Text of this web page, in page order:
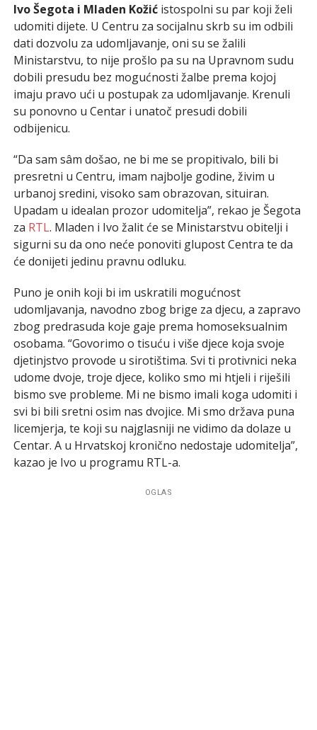
Ivo Šegota i Mladen Kožićistospolni su par koji želi
udomiti dijete. U Centru za socijalnu skrb su im odbili
dati dozvolu za udomljavanje, oni su se žalili
Ministarstvu, to nije prošlo pa su na Upravnom sudu
dobili presudu bez mogućnosti žalbe prema kojoj
imaju pravo ući u postupak za udomljavanje. Krenuli
su ponovno u Centar i unatoč presudi dobili
odbijenicu.
“Da sam sâm došao, ne bi me se propitivalo, bili bi
presretni u Centru, imam najbolje godine, živim u
urbanoj sredini, visoko sam obrazovan, situiran.
Upadam u idealan prozor udomitelja”, rekao je Šegota
za RTL. Mladen i Ivo žalit će se Ministarstvu obitelji i
sigurni su da ono neće ponoviti glupost Centra te da
će donijeti jedinu pravnu odluku.
Puno je onih koji bi im uskratili mogućnost
udomljavanja, navodno zbog brige za djecu, a zapravo
zbog predrasuda koje gaje prema homoseksualnim
osobama. “Govorimo o tisuću i više djece koja svoje
djetinjstvo provode u sirotištima. Svi ti protivnici neka
udome dvoje, troje djece, koliko smo mi htjeli i riješili
bismo sve probleme. Mi ne bismo imali koga udomiti i
svi bi bili sretni osim nas dvojice. Mi smo država puna
licemjerja, te koji su najglasniji ne vidimo da dolaze u
Centar. A u Hrvatskoj kronično nedostaje udomitelja”,
kazao je Ivo u programu RTL-a.
OGLAS